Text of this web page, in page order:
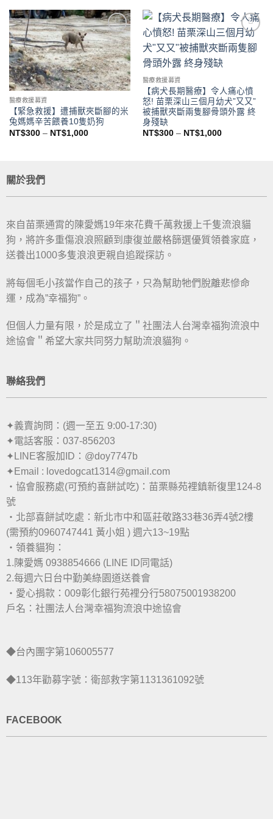
Add to
wishlist
醫療救援募資
【緊急救援】遭捕獸夾斷腳的米
兔媽媽辛苦餵養10隻奶狗
NT$300 – NT$1,000
wishlist
醫療救援募資
【病犬長期醫療】令人痛心憤
怒! 苗栗深山三個月幼犬”又又”
被捕獸夾斷兩隻腳骨頭外露 終
身殘缺
NT$300 – NT$1,000
關於我們
來自苗栗通霄的陳愛媽19年來花費千萬救援上千隻流浪貓
狗，將許多重傷浪浪照顧到康復並嚴格篩選優質領養家庭，
送養出1000多隻浪浪更親自追蹤探訪。
將每個毛小孩當作自己的孩子，只為幫助牠們脫離悲慘命
運，成為”幸福狗”。
但個人力量有限，於是成立了＂社團法人台灣幸福狗流浪中
途協會＂希望大家共同努力幫助流浪貓狗。
聯絡我們
✦義賣詢問：(週一至五 9:00-17:30)
✦電話客服：037-856203
✦LINE客服加ID：@doy7747b
✦Email : lovedogcat1314@gmail.com
・協會服務處(可預約喜餅試吃)：苗栗縣苑裡鎮新復里124-8
號
・北部喜餅試吃處：新北市中和區莊敬路33巷36弄4號2樓
(需預約0960747441 黃小姐 ) 週六13~19點
・領養貓狗：
1.陳愛媽 0938854666 (LINE ID同電話)
2.每週六日台中勤美綠園道送養會
・愛心捐款：009彰化銀行苑裡分行58075001938200
戶名：社團法人台灣幸福狗流浪中途協會
◆台內團字第106005577
◆113年勸募字號：衛部救字第1131361092號
FACEBOOK